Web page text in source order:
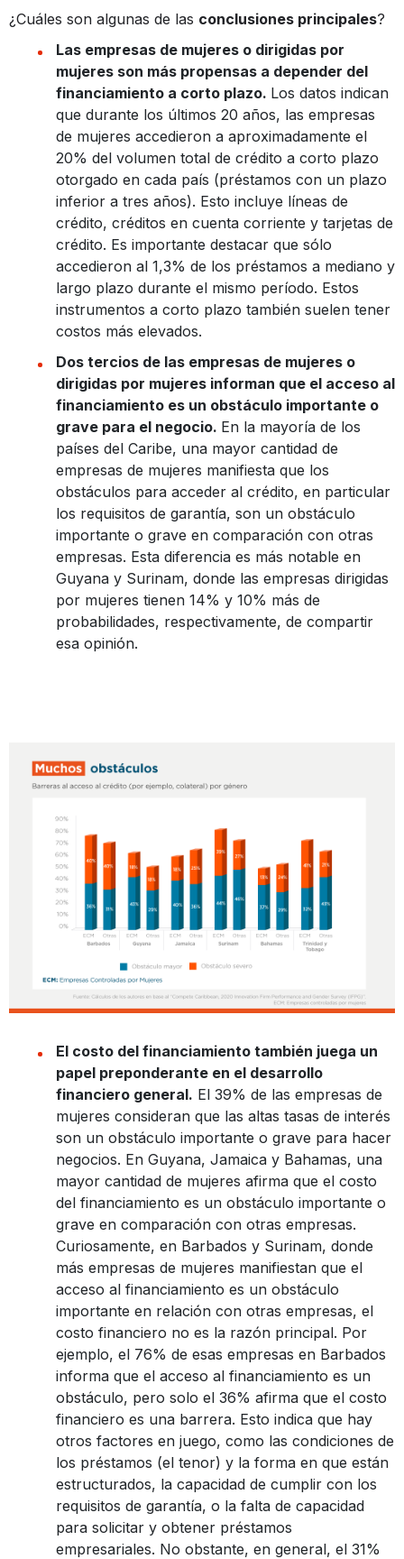
¿Cuáles son algunas de las conclusiones principales?
Las empresas de mujeres o dirigidas por
mujeres son más propensas a depender del
financiamiento a corto plazo. Los datos indican
que durante los últimos 20 años, las empresas
de mujeres accedieron a aproximadamente el
20% del volumen total de crédito a corto plazo
otorgado en cada país (préstamos con un plazo
inferior a tres años). Esto incluye líneas de
crédito, créditos en cuenta corriente y tarjetas de
crédito. Es importante destacar que sólo
accedieron al 1,3% de los préstamos a mediano y
largo plazo durante el mismo período. Estos
instrumentos a corto plazo también suelen tener
costos más elevados.
Dos tercios de las empresas de mujeres o
dirigidas por mujeres informan que el acceso al
financiamiento es un obstáculo importante o
grave para el negocio. En la mayoría de los
países del Caribe, una mayor cantidad de
empresas de mujeres manifiesta que los
obstáculos para acceder al crédito, en particular
los requisitos de garantía, son un obstáculo
importante o grave en comparación con otras
empresas. Esta diferencia es más notable en
Guyana y Surinam, donde las empresas dirigidas
por mujeres tienen 14% y 10% más de
probabilidades, respectivamente, de compartir
esa opinión.
El costo del financiamiento también juega un
papel preponderante en el desarrollo
financiero general. El 39% de las empresas de
mujeres consideran que las altas tasas de interés
son un obstáculo importante o grave para hacer
negocios. En Guyana, Jamaica y Bahamas, una
mayor cantidad de mujeres afirma que el costo
del financiamiento es un obstáculo importante o
grave en comparación con otras empresas.
Curiosamente, en Barbados y Surinam, donde
más empresas de mujeres manifiestan que el
acceso al financiamiento es un obstáculo
importante en relación con otras empresas, el
costo financiero no es la razón principal. Por
ejemplo, el 76% de esas empresas en Barbados
informa que el acceso al financiamiento es un
obstáculo, pero solo el 36% afirma que el costo
financiero es una barrera. Esto indica que hay
otros factores en juego, como las condiciones de
los préstamos (el tenor) y la forma en que están
estructurados, la capacidad de cumplir con los
requisitos de garantía, o la falta de capacidad
para solicitar y obtener préstamos
empresariales. No obstante, en general, el 31%